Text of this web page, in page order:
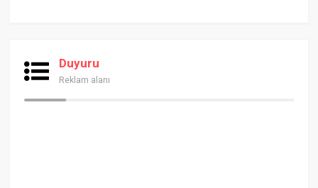
Duyuru
Reklam alanı